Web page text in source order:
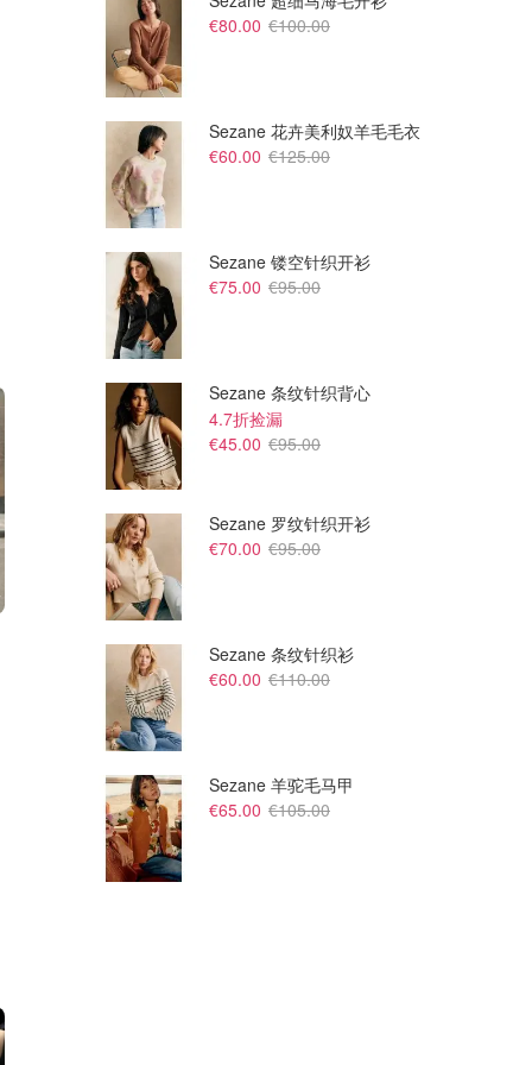
Burberry 大童T恤 Burberry 大童战马T恤
好便宜！！
€80.00 €100.00
Sezane 花卉美利奴羊毛毛衣
€60.00 €125.00
Sezane 镂空针织开衫
€75.00 €95.00
Sezane 条纹针织背心
4.7折捡漏
€45.00 €95.00
Sezane 罗纹针织开衫
€70.00 €95.00
Sezane 条纹针织衫
€60.00 €110.00
Sezane 羊驼毛马甲
€65.00 €105.00